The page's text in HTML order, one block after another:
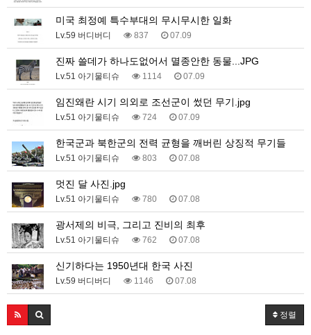
미국 최정예 특수부대의 무시무시한 일화
Lv.59 버디버디 837 07.09
진짜 쓸데가 하나도없어서 멸종안한 동물...JPG
Lv.51 아기물티슈 1114 07.09
임진왜란 시기 의외로 조선군이 썼던 무기.jpg
Lv.51 아기물티슈 724 07.09
한국군과 북한군의 전력 균형을 깨버린 상징적 무기들
Lv.51 아기물티슈 803 07.08
멋진 달 사진.jpg
Lv.51 아기물티슈 780 07.08
광서제의 비극, 그리고 진비의 최후
Lv.51 아기물티슈 762 07.08
신기하다는 1950년대 한국 사진
Lv.59 버디버디 1146 07.08
정렬